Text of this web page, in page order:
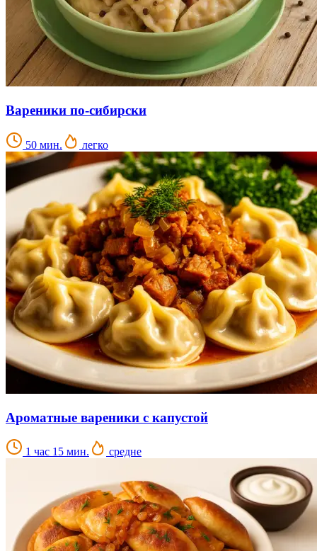
Вареники по-сибирски
50 мин. легко
Ароматные вареники с капустой
1 час 15 мин. средне